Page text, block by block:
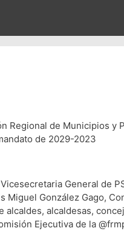
Regional de Municipios
de 2029-2023
General de
González Gago,
alcaldesas,
Ejecutiva de la